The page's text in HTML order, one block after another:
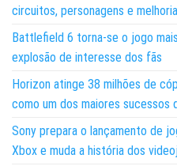
circuitos, personagens e
Battlefield 6 torna-se o jogo
explosão de interesse dos fãs
Horizon atinge 38 milhões de
como um dos maiores sucessos
Sony prepara o lançamento de
Xbox e muda a história dos